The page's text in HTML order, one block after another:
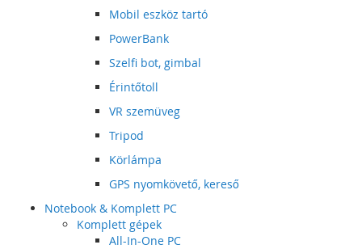
Mobil eszköz tartó
PowerBank
Szelfi bot, gimbal
Érintőtoll
VR szemüveg
Tripod
Körlámpa
GPS nyomkövető, kereső
Notebook & Komplett PC
Komplett gépek
All-In-One PC